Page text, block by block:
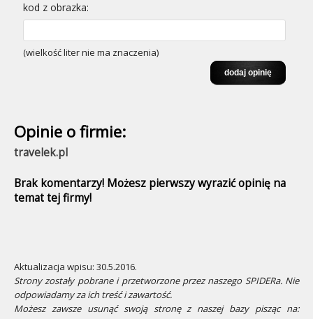
kod z obrazka:
(wielkość liter nie ma znaczenia)
Opinie o firmie:
travelek.pl
Brak komentarzy! Możesz pierwszy wyrazić opinię na
temat tej firmy!
Aktualizacja wpisu: 30.5.2016.
Strony zostały pobrane i przetworzone przez naszego SPIDERa. Nie
odpowiadamy za ich treść i zawartość.
Możesz zawsze usunąć swoją stronę z naszej bazy pisząc na: